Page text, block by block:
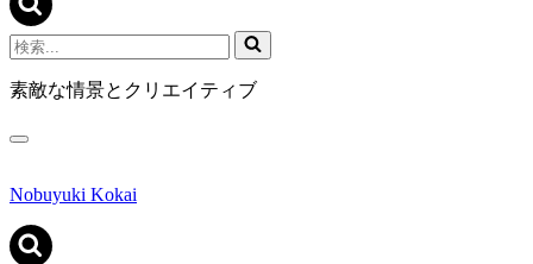
検
索...
素敵な情景とクリエイティブ
ナ
ゲ
シ
ョ
Nobuyuki Kokai